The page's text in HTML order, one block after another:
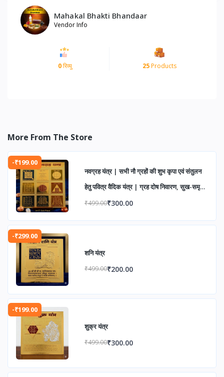
Mahakal Bhakti Bhandaar
Vendor Info
0रिव्यु 25Products
More From The Store
-₹199.00
नवग्रह यंत्र | सभी नौ ग्रहों की शुभ कृपा एवं संतुलन
हेतु पवित्र वैदिक यंत्र | ग्रह दोष निवारण, सुख-समृद्धि
एवं आध्यात्मिक उन्नति के लिए
₹499.00₹300.00
-₹299.00
शनि यंत्र
₹499.00₹200.00
-₹199.00
शुक्र यंत्र
₹499.00₹300.00